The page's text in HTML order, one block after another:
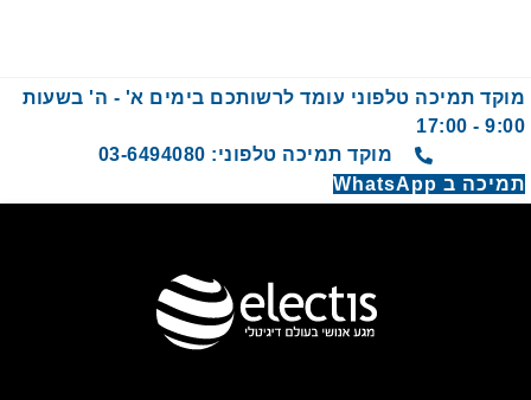
מוקד תמיכה טלפוני עומד לרשותכם בימים א' - ה' בשעות
9:00 - 17:00
מוקד תמיכה טלפוני: 03-6494080
תמיכה ב WhatsApp